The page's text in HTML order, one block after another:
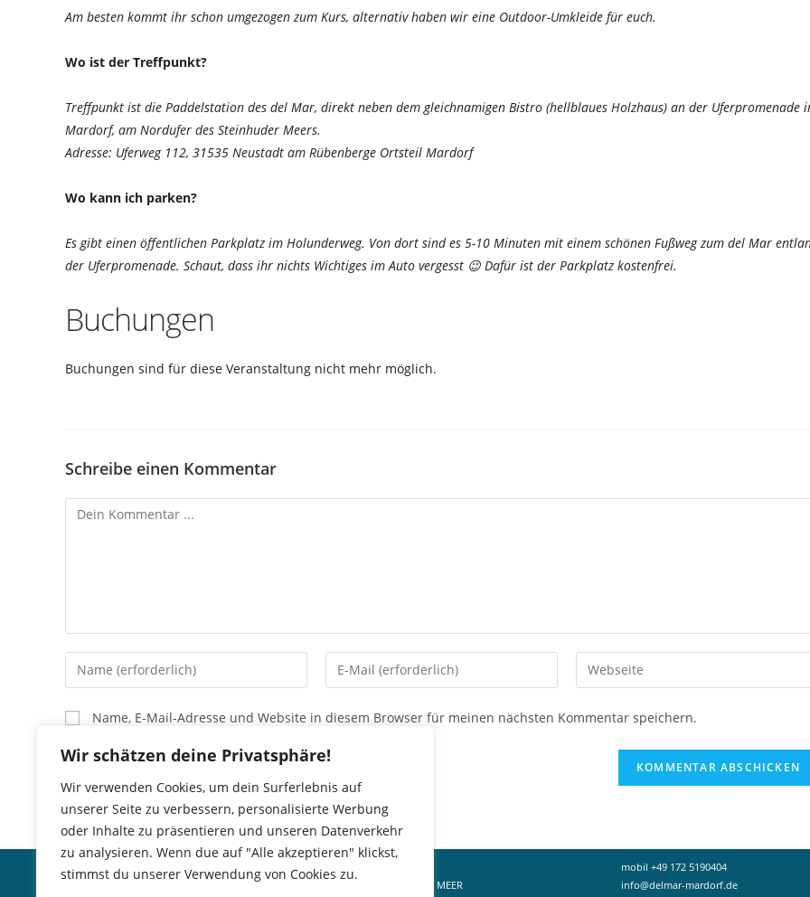
Wir schätzen deine Privatsphäre!
Wir verwenden Cookies, um dein Surferlebnis auf
unserer Seite zu verbessern, personalisierte Werbung
oder Inhalte zu präsentieren und unseren Datenverkehr
zu analysieren. Wenn due auf "Alle akzeptieren" klickst,
stimmst du unserer Verwendung von Cookies zu.
Am besten kommt ihr schon umgezogen zum Kurs, alternativ haben wir eine Outdoor-Umkleide für euch.
Wo ist der Treffpunkt?
Treffpunkt ist die Paddelstation des del Mar, direkt neben dem gleichnamigen Bistro (hellblaues Holzhaus) an der Uferpromenade
Mardorf, am Nordufer des Steinhuder Meers.
Adresse: Uferweg 112, 31535 Neustadt am Rübenberge Ortsteil Mardorf
Wo kann ich parken?
Es gibt einen öffentlichen Parkplatz im Holunderweg. Von dort sind es 5-10 Minuten mit einem schönen Fußweg zum del Mar
der Uferpromenade. Schaut, dass ihr nichts Wichtiges im Auto vergesst 😉 Dafür ist der Parkplatz kostenfrei.
Buchungen
Buchungen sind für diese Veranstaltung nicht mehr möglich.
Schreibe einen Kommentar
Kommentieren
Gib
deinen
Namen
oder
Benutzernamen
Kommentieren
Gib
deine
Adresse
Kommentieren
Gib
deine
Name, E-Mail-Adresse und Website in diesem Browser für meinen nächsten Kommentar speichern.
Impressum
BISTRO · SPORT & MEER
mobil +49 172 5190404
info@delmar-mardorf.de